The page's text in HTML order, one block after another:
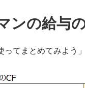
ンの給与
ってまとめてみよう」